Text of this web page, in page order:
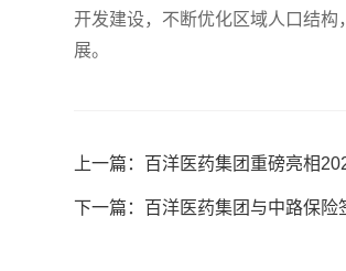
开发建设，不断优化区域人口结
展。
上一篇：百洋医药集团重磅亮相
下一篇：百洋医药集团与中路保